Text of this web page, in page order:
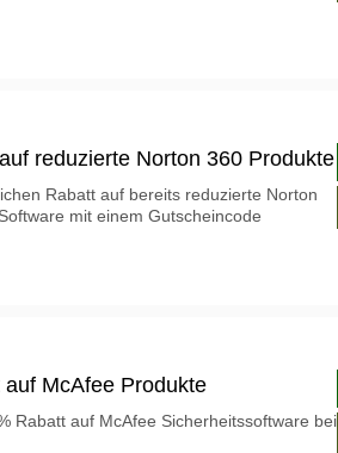
reduzierte Norton 360 Produkte
Rabatt auf bereits reduzierte Norton
mit einem Gutscheincode
McAfee Produkte
Rabatt auf McAfee Sicherheitssoftware bei